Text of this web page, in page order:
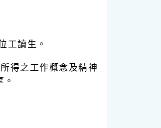
工讀生。
得之工作概念及精神